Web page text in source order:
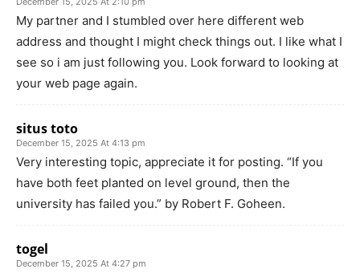
My partner and I stumbled over here different web
address and thought I might check things out. I like what I
see so i am just following you. Look forward to looking at
your web page again.
situs toto
December 15, 2025 At 4:13 pm
Very interesting topic, appreciate it for posting. “If you
have both feet planted on level ground, then the
university has failed you.” by Robert F. Goheen.
togel
December 15, 2025 At 4:27 pm